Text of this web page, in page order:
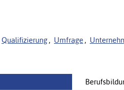
Qualifizierung , Umfrage ,